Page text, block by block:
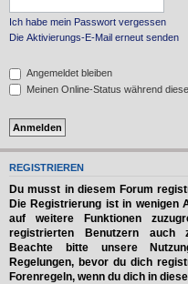
Ich habe mein Passwort vergessen
Die Aktivierungs-E-Mail erneut senden
Angemeldet bleiben
Meinen Online-Status während
REGISTRIEREN
Du musst in diesem Forum
Die Registrierung ist in wenigen
auf weitere Funktionen
registrierten Benutzern auch
Beachte bitte unsere
Regelungen, bevor du dich
Forenregeln, wenn du dich in